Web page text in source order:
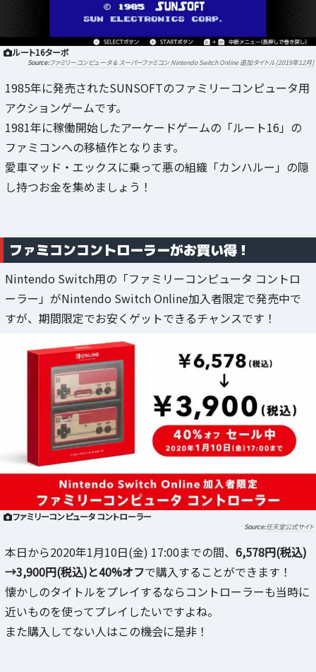
ルート16ターボ
ファミリーコンピュータ & スーパーファミコン Nintendo Switch Online 追加タイトル [2019年12月]
1985年に発売されたSUNSOFTのファミリーコンピュータ用
アクションゲームです。
1981年に稼働開始したアーケードゲームの「ルート16」の
ファミコンへの移植作となります。
愛車マッド・エックスに乗って悪の組織「カンハルー」の隠
し持つお金を集めましょう！
ファミコンコントローラーがお買い得！
Nintendo Switch用の「ファミリーコンピュータ コントロ
ーラー」がNintendo Switch Online加入者限定で発売中で
すが、期間限定でお安くゲットできるチャンスです！
ファミリーコンピュータ コントローラー
任天堂公式サイト
本日から2020年1月10日(金) 17:00までの間、 6,578円(税込)
→3,900円(税込)と40%オフで購入することができます！
懐かしのタイトルをプレイするならコントローラーも当時に
近いものを使ってプレイしたいですよね。
また購入してない人はこの機会に是非！